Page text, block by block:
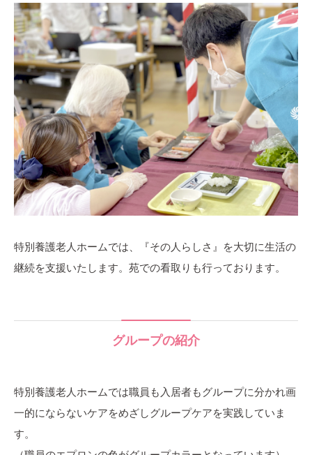
特別養護老人ホームでは、『その人らしさ』を大切に生活の
継続を支援いたします。苑での看取りも行っております。
グループの紹介
特別養護老人ホームでは職員も入居者もグループに分かれ画
一的にならないケアをめざしグループケアを実践していま
す。